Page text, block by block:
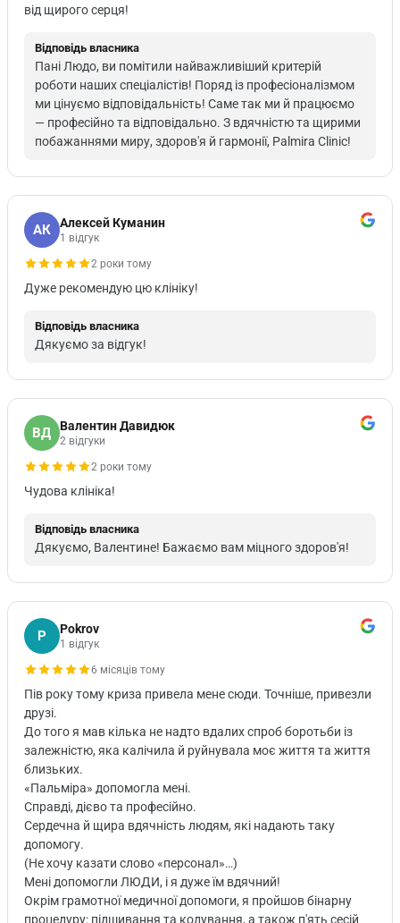
від щирого серця!
Відповідь власника
Пані Людо, ви помітили найважливіший критерій
роботи наших спеціалістів! Поряд із професіоналізмом
ми цінуємо відповідальність! Саме так ми й працюємо
— професійно та відповідально. З вдячністю та щирими
побажаннями миру, здоров'я й гармонії, Palmira Clinic!
АК Алексей Куманин
1 відгук
2 роки тому
Дуже рекомендую цю клініку!
Відповідь власника
Дякуємо за відгук!
ВД Валентин Давидюк
2 відгуки
2 роки тому
Чудова клініка!
Відповідь власника
Дякуємо, Валентине! Бажаємо вам міцного здоров'я!
P Pokrov
1 відгук
6 місяців тому
Пів року тому криза привела мене сюди. Точніше, привезли
друзі.
До того я мав кілька не надто вдалих спроб боротьби із
залежністю, яка калічила й руйнувала моє життя та життя
близьких.
«Пальміра» допомогла мені.
Справді, дієво та професійно.
Сердечна й щира вдячність людям, які надають таку
допомогу.
(Не хочу казати слово «персонал»…)
Мені допомогли ЛЮДИ, і я дуже їм вдячний!
Окрім грамотної медичної допомоги, я пройшов бінарну
процедуру: підшивання та кодування, а також п'ять сесій